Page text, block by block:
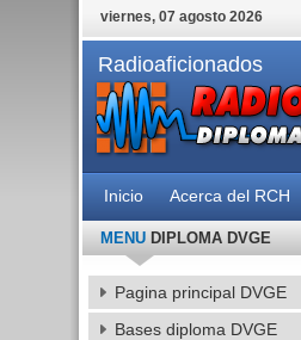
viernes, 07 agosto 2026
Radioaficionados
Inicio Acerca del RCH
MENUDIPLOMA DVGE
Pagina principal DVGE
Bases diploma DVGE